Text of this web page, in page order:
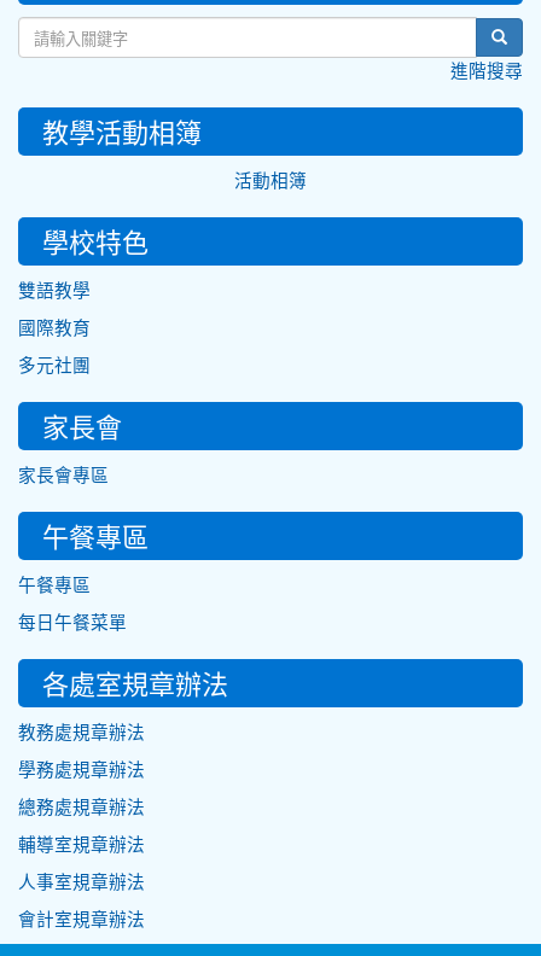
進階搜尋
教學活動相簿
活動相簿
學校特色
雙語教學
國際教育
多元社團
家長會
家長會專區
午餐專區
午餐專區
每日午餐菜單
各處室規章辦法
教務處規章辦法
學務處規章辦法
總務處規章辦法
輔導室規章辦法
人事室規章辦法
會計室規章辦法